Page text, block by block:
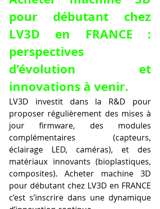
pour débutant chez
LV3D en FRANCE :
perspectives
d’évolution et
innovations à venir.
LV3D investit dans la R&D pour
proposer régulièrement des mises à
jour firmware, des modules
complémentaires (capteurs,
éclairage LED, caméras), et des
matériaux innovants (bioplastiques,
composites). Acheter machine 3D
pour débutant chez LV3D en FRANCE
c’est s’inscrire dans une dynamique